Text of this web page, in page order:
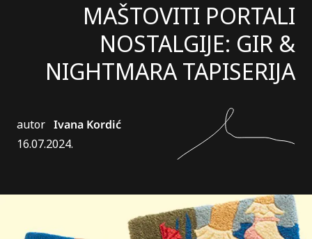
MAŠTOVITI PORTALI
NOSTALGIJE: GIR &
NIGHTMARA TAPISERIJA
autor Ivana Kordić
16.07.2024.